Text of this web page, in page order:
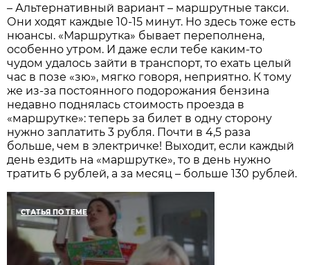
– Альтернативный вариант – маршрутные такси.
Они ходят каждые 10-15 минут. Но здесь тоже есть
нюансы. «Маршрутка» бывает переполнена,
особенно утром. И даже если тебе каким-то
чудом удалось зайти в транспорт, то ехать целый
час в позе «зю», мягко говоря, неприятно. К тому
же из-за постоянного подорожания бензина
недавно поднялась стоимость проезда в
«маршрутке»: теперь за билет в одну сторону
нужно заплатить 3 рубля. Почти в 4,5 раза
больше, чем в электричке! Выходит, если каждый
день ездить на «маршрутке», то в день нужно
тратить 6 рублей, а за месяц – больше 130 рублей.
СТАТЬЯ ПО ТЕМЕ